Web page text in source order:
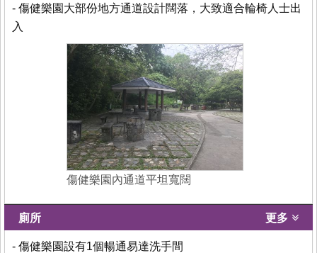
- 傷健樂園大部份地方通道設計闊落，大致適合輪椅人士出
入
傷健樂園內通道平坦寬闊
廁所 更多
- 傷健樂園設有1個暢通易達洗手間